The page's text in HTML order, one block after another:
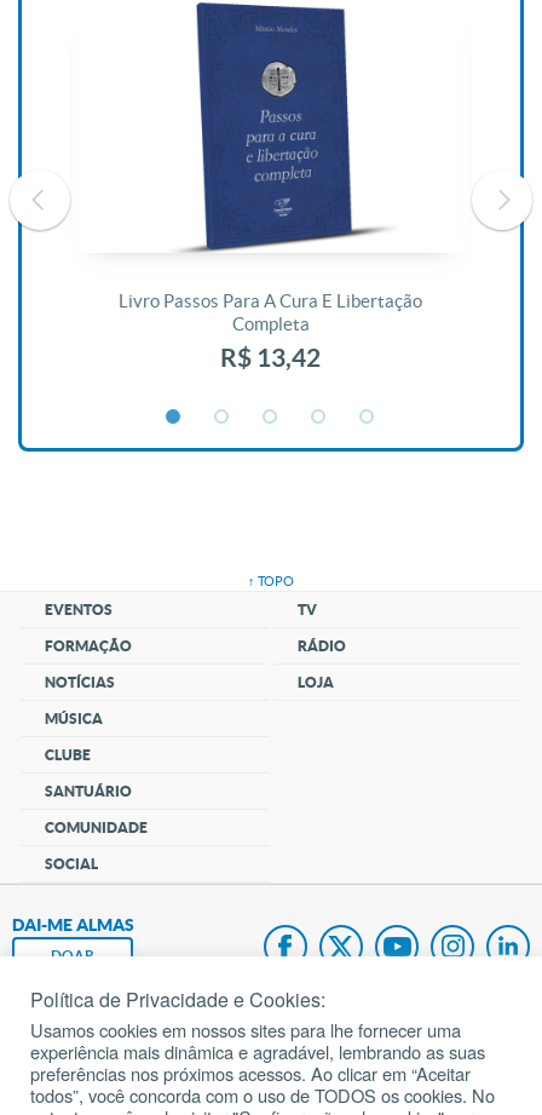
Livro Passos Para A Cura E Libertação
Completa
R$ 13,42
↑ TOPO
EVENTOS
FORMAÇÃO
NOTÍCIAS
MÚSICA
CLUBE
SANTUÁRIO
COMUNIDADE
SOCIAL
TV
RÁDIO
LOJA
DAI-ME ALMAS
DOAR
Fundação João Paulo II
Pedido de Oração
Política de Privacidade e Cookies:
Usamos cookies em nossos sites para lhe fornecer uma
experiência mais dinâmica e agradável, lembrando as suas
preferências nos próximos acessos. Ao clicar em “Aceitar
todos”, você concorda com o uso de TODOS os cookies. No